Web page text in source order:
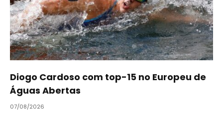
Diogo Cardoso com top-15 no Europeu de
Águas Abertas
07/08/2026